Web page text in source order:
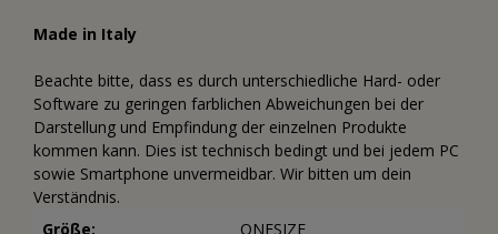
Made in Italy
Beachte bitte, dass es durch unterschiedliche Hard- oder
Software zu geringen farblichen Abweichungen bei der
Darstellung und Empfindung der einzelnen Produkte
kommen kann. Dies ist technisch bedingt und bei jedem PC
sowie Smartphone unvermeidbar. Wir bitten um dein
Verständnis.
Größe:
ONESIZE